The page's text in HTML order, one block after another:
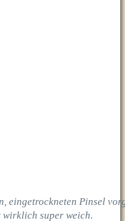
eingetrockneten Pinsel
wirklich super weich.